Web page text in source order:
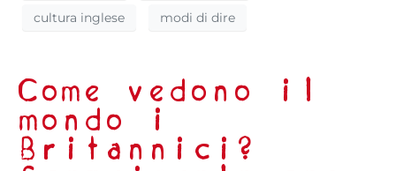
cultura inglese
modi di dire
Come vedono il
mondo i
Britannici?